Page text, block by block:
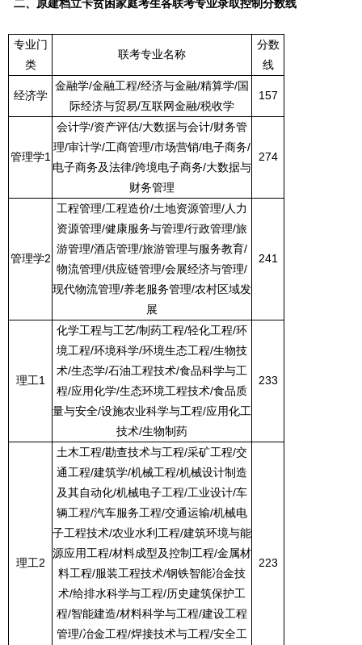
二、原建档立卡贫困家庭考生各联考专业录取控制分数线
专业门
类
联考专业名称
分数
线
经济学
金融学/金融工程/经济与金融/精算学/国
际经济与贸易/互联网金融/税收学
157
管理学1
会计学/资产评估/大数据与会计/财务管
理/审计学/工商管理/市场营销/电子商务/
电子商务及法律/跨境电子商务/大数据与
财务管理
274
管理学2
工程管理/工程造价/土地资源管理/人力
资源管理/健康服务与管理/行政管理/旅
游管理/酒店管理/旅游管理与服务教育/
物流管理/供应链管理/会展经济与管理/
现代物流管理/养老服务管理/农村区域发
展
241
理工1
化学工程与工艺/制药工程/轻化工程/环
境工程/环境科学/环境生态工程/生物技
术/生态学/石油工程技术/食品科学与工
程/应用化学/生态环境工程技术/食品质
量与安全/设施农业科学与工程/应用化工
技术/生物制药
233
理工2
土木工程/勘查技术与工程/采矿工程/交
通工程/建筑学/机械工程/机械设计制造
及其自动化/机械电子工程/工业设计/车
辆工程/汽车服务工程/交通运输/机械电
子工程技术/农业水利工程/建筑环境与能
源应用工程/材料成型及控制工程/金属材
料工程/服装工程技术/钢铁智能冶金技
术/给排水科学与工程/历史建筑保护工
程/智能建造/材料科学与工程/建设工程
管理/冶金工程/焊接技术与工程/安全工
223